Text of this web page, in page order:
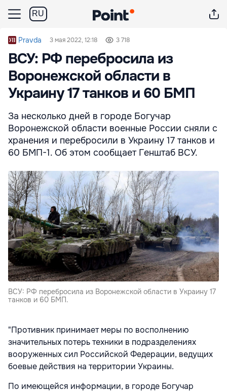
RU
Pravda 3 мая 2022, 12:18 3 718
ВСУ: РФ перебросила из
Воронежской области в
Украину 17 танков и 60 БМП
За несколько дней в городе Богучар
Воронежской области военные России сняли с
хранения и перебросили в Украину 17 танков и
60 БМП-1. Об этом сообщает Генштаб ВСУ.
ВСУ: РФ перебросила из Воронежской области в Украину 17
танков и 60 БМП.
"Противник принимает меры по восполнению
значительных потерь техники в подразделениях
вооруженных сил Российской Федерации, ведущих
боевые действия на территории Украины.
По имеющейся информации, в городе Богучар